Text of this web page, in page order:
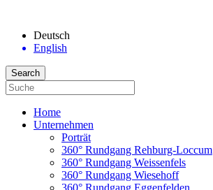
Deutsch
English
Home
Unternehmen
Porträt
360° Rundgang Rehburg-Loccum
360° Rundgang Weissenfels
360° Rundgang Wiesehoff
360° Rundgang Eggenfelden